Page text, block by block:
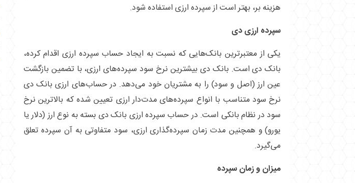
هزینه بر، بهتر است از سپرده ارزی استفاده شود.
سپرده ارزی دی
یکی از معتبرترین بانک‌هایی که نسبت به ایجاد حساب سپرده ارزی اقدام کرده،
بانک دی است. بانک دی بیشترین نرخ سود سپرده‌های ارزی، با تضمین بازگشت
عین ارز (اصل و سود) را به مشتریان خود می‌دهد. در حساب‌های ارزی بانک دی
نرخ سود متناسب با انواع سپرده‌های مدت‌دار ارزی تعیین شده که بالاترین نرخ
سود در نظام بانکی است. در حساب سپرده ارزی بانک دی بسته به نوع ارز (دلار یا
یورو) و همچنین مدت زمان سپرده‌گذاری ارزی، سود متفاوتی به آن سپرده تعلق
می‌گیرد.
میزان و زمان سپرده